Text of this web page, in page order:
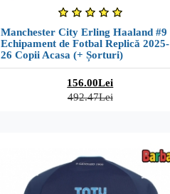
Manchester City Erling Haaland #9
Echipament de Fotbal Replică 2025-
26 Copii Acasa (+ Șorturi)
156.00Lei
492.47Lei